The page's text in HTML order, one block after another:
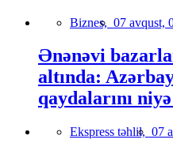
Biznes, 07 avqust,
Ənənəvi
altında:
qaydalarını
Ekspress təhlil, 07